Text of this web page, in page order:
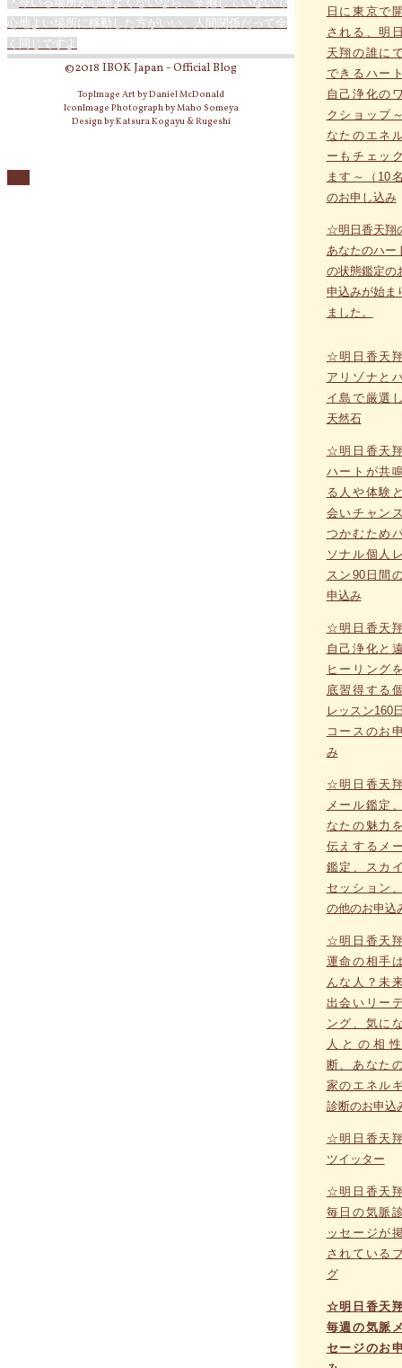
日に東京で
される、明
天翔の誰に
できるハー
自己浄化の
クショップ
なたのエネ
ーもチェッ
ます～（10
のお申し込み
☆明日香天翔
あなたのハー
の状態鑑定の
申込みが始ま
ました。
☆明日香天
アリゾナと
イ島で厳選
天然石
☆明日香天
ハートが共
る人や体験
会いチャン
つかむため
ソナル個人
スン90日間
申込み
☆明日香天
自己浄化と
ヒーリング
底習得する
レッスン160
コースのお
み
☆明日香天
メール鑑定
なたの魅力
伝えするメ
鑑定、スカ
セッション
の他のお申込
☆明日香天
運命の相手
んな人？未
出会いリー
ング、気に
人との相
断、あなた
家のエネル
診断のお申込
☆明日香天
ツイッター
☆明日香天
毎日の気脈
ッセージが
されている
グ
☆明日香天
毎週の気脈
セージのお
心地よい場所に移動した方がいい。人間関係だって全
く同じですよ
©2018 IBOK Japan - Official Blog
TopImage Art by Daniel McDonald
IconImage Photograph by Maho Someya
Design by Katsura Kogayu & Rugeshi